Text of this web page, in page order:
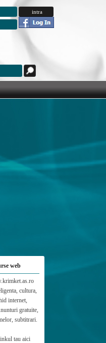
web
cultura,
internet,
gratuite,
subtitrari.
tau aici